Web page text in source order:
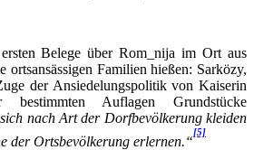
Belege über Rom_nija im Ort aus
Familien hießen: Sarközy,
der Ansiedelungspolitik von Kaiserin
Auflagen Grundstücke
sich nach Art der Dorfbevölkerung kleiden
der Ortsbevölkerung erlernen.“
[5]